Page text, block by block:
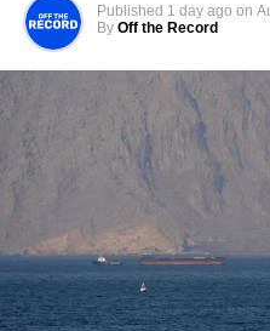
Published 1 day ago on
By Off the Record